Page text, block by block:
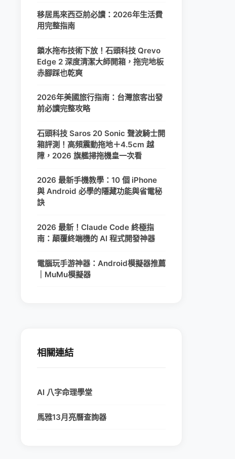
移居馬來西亞前必讀：2026年生活費
用完整指南
鎖水拖布技術下放！石頭科技 Qrevo
Edge 2 深度清潔大師開箱，拖完地板
赤腳踩也乾爽
2026年美國旅行指南：台灣旅客出發
前必讀完整攻略
石頭科技 Saros 20 Sonic 聲波騎士開
箱評測！高頻震動拖地＋4.5cm 越
障，2026 旗艦掃拖機皇一次看
2026 最新手機教學：10 個 iPhone
與 Android 必學的隱藏功能與省電秘
訣
2026 最新！Claude Code 終極指
南：顛覆終端機的 AI 程式開發神器
電腦玩手游神器：Android模擬器推薦
｜MuMu模擬器
相關連結
AI 八字命理學堂
馬雅13月亮曆查詢器